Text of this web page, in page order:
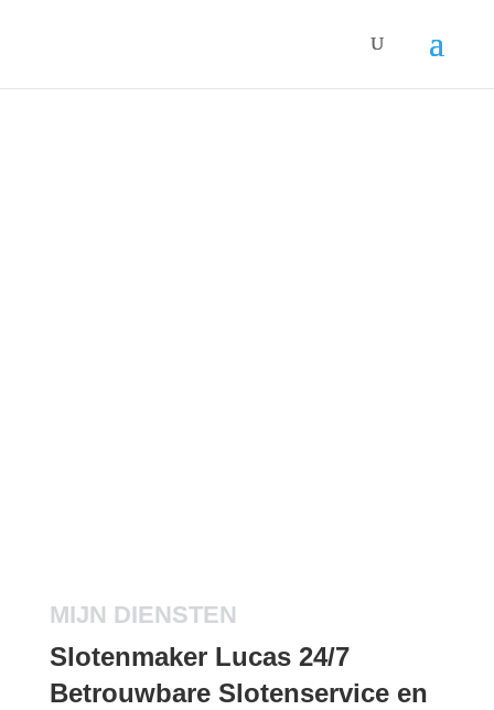
MIJN DIENSTEN
Slotenmaker Lucas 24/7
Betrouwbare Slotenservice en